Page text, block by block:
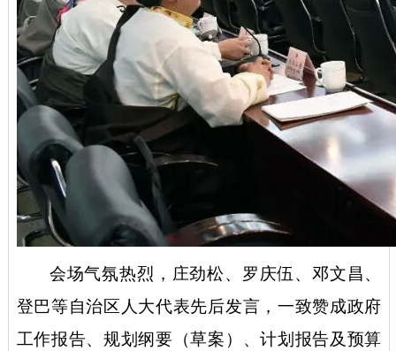
会场气氛热烈，庄劲松、罗庆伍、邓文昌、
登巴等自治区人大代表先后发言，一致赞成政府
工作报告、规划纲要（草案）、计划报告及预算